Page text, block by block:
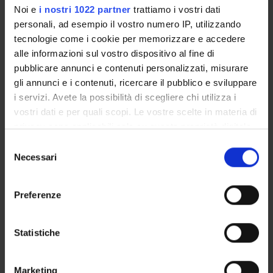
Noi e i nostri 1022 partner trattiamo i vostri dati
personali, ad esempio il vostro numero IP, utilizzando
tecnologie come i cookie per memorizzare e accedere
alle informazioni sul vostro dispositivo al fine di
pubblicare annunci e contenuti personalizzati, misurare
gli annunci e i contenuti, ricercare il pubblico e sviluppare
i servizi. Avete la possibilità di scegliere chi utilizza i
vostri dati e per quali scopi. Le vostre scelte in materia di
privacy sono applicabili solo su questa proprietà digitale
modificare o revocare il proprio consenso in qualsiasi
momento dalla Dichiarazione sui cookie o facendo clic
raccogliere informazioni sulla tua posizione
geografica, con un'approssimazione di qualche
delNecessari
Preferenze
Statistiche
Marketing
Paola Bertoli
Referente esterno
Data pubblicazione
OFFERTA FORMATIVA
CORSI DI STUDIO
DOTTORATI, MASTER E FORMAZIONE SUPERIORE
Persone